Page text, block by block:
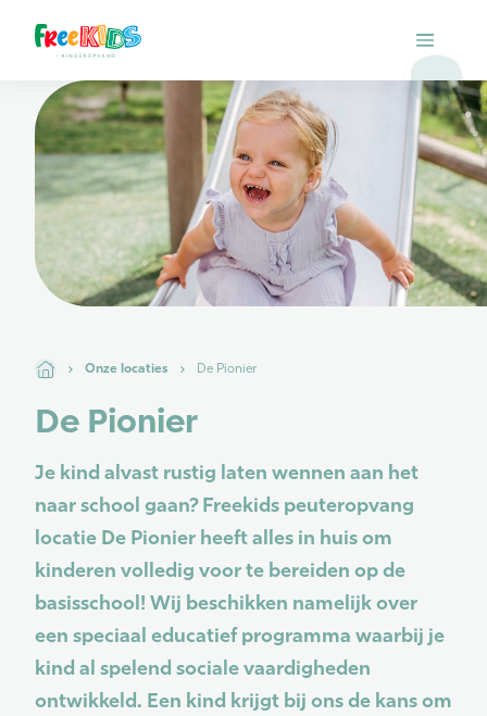
Onze locaties De Pionier
De Pionier
Je kind alvast rustig laten wennen aan het
naar school gaan? Freekids peuteropvang
locatie De Pionier heeft alles in huis om
kinderen volledig voor te bereiden op de
basisschool! Wij beschikken namelijk over
een speciaal educatief programma waarbij je
kind al spelend sociale vaardigheden
ontwikkeld. Een kind krijgt bij ons de kans om